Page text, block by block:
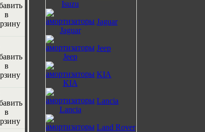
Jaguar
Jeep
KIA
Lancia
Land Rover